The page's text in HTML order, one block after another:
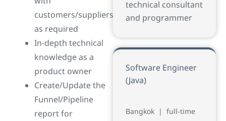
customers/suppliers
as required
In-depth technical
knowledge as a
product owner
Create/Update the
Funnel/Pipeline
report for
technical consultant
and programmer
Software Engineer
(Java)
Bangkok | full-time